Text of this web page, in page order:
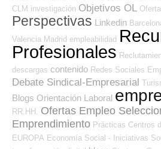
CLM investigación Objetivos OL
Perspectivas Linkedin
Valencia Madrid empleabilidad
Profesionales
descargas contenido Redes Sociales
Debate Sindical-Empresarial
Blogs Orientación Laboral
RR.HH.
Ofertas Empleo
Emprendimiento Prácticas Centros
EUROPA Economía Social - Iniciativas